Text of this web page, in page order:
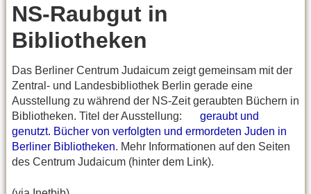
NS-Raubgut in
Bibliotheken
Das Berliner Centrum Judaicum zeigt gemeinsam mit der
Zentral- und Landesbibliothek Berlin gerade eine
Ausstellung zu während der NS-Zeit geraubten Büchern in
Bibliotheken. Titel der Ausstellung:
geraubt und
genutzt. Bücher von verfolgten und ermordeten Juden in
Berliner Bibliotheken. Mehr Informationen auf den Seiten
des Centrum Judaicum (hinter dem Link).